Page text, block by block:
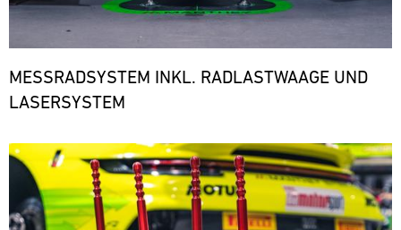
MESSRADSYSTEM INKL. RADLASTWAAGE UND
LASERSYSTEM
Bild